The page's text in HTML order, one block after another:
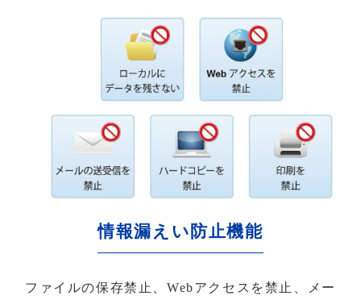
情報漏えい防止機能
ファイルの保存禁止、Webアクセスを禁止、メー